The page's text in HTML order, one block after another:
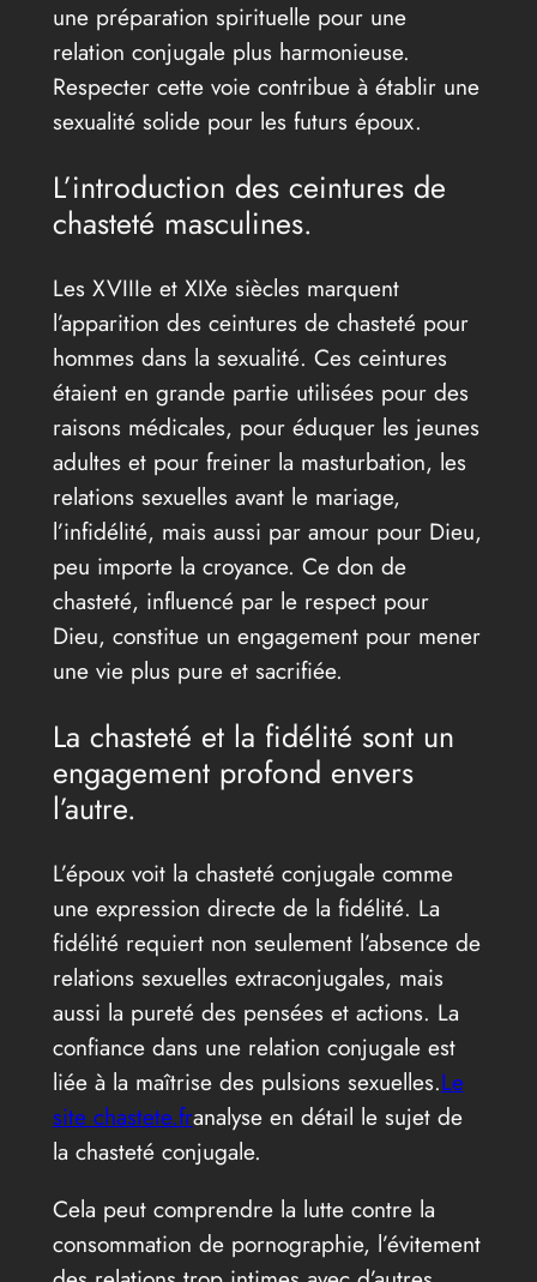
une préparation spirituelle pour une
relation conjugale plus harmonieuse.
Respecter cette voie contribue à établir une
sexualité solide pour les futurs époux.
L’introduction des ceintures de
chasteté masculines.
Les XVIIIe et XIXe siècles marquent
l’apparition des ceintures de chasteté pour
hommes dans la sexualité. Ces ceintures
étaient en grande partie utilisées pour des
raisons médicales, pour éduquer les jeunes
adultes et pour freiner la masturbation, les
relations sexuelles avant le mariage,
l’infidélité, mais aussi par amour pour Dieu,
peu importe la croyance. Ce don de
chasteté, influencé par le respect pour
Dieu, constitue un engagement pour mener
une vie plus pure et sacrifiée.
La chasteté et la fidélité sont un
engagement profond envers
l’autre.
L’époux voit la chasteté conjugale comme
une expression directe de la fidélité. La
fidélité requiert non seulement l’absence de
relations sexuelles extraconjugales, mais
aussi la pureté des pensées et actions. La
confiance dans une relation conjugale est
liée à la maîtrise des pulsions sexuelles.Le
site chastete.franalyse en détail le sujet de
la chasteté conjugale.
Cela peut comprendre la lutte contre la
consommation de pornographie, l’évitement